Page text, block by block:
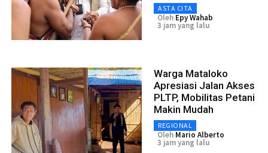
ASTA CITA
Oleh Epy Wahab
3 jam yang lalu
Warga Mataloko
Apresiasi Jalan Akses
PLTP, Mobilitas Petani
Makin Mudah
REGIONAL
Oleh Mario Alberto
3 jam yang lalu